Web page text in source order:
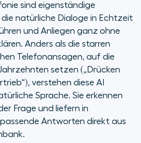
Voice Agents?
Voice Agents von
Sprachmenüs
AI Voice Agent-
sind eigenständige
die natürliche Dialoge in Echtzeit
und Anliegen ganz ohne
Anders als die starren
Telefonansagen, auf die
setzen („Drücken
verstehen diese AI
Sprache. Sie erkennen
Frage und liefern in
passende Antworten direkt aus